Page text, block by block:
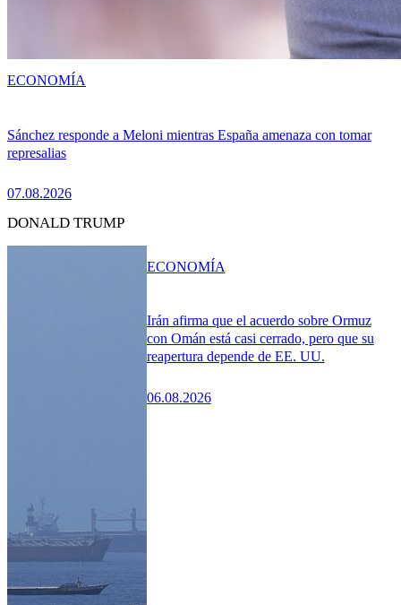
Sánchez responde a Meloni mientras España amenaza con tomar
represalias
07.08.2026
ECONOMÍA
DONALD TRUMP
Irán afirma que el acuerdo sobre Ormuz
con Omán está casi cerrado, pero que su
reapertura depende de EE. UU.
06.08.2026
ECONOMÍA